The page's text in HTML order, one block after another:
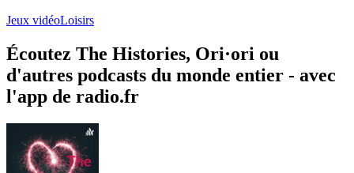
Jeux vidéoLoisirs
Écoutez The Histories, Ori·ori ou
d'autres podcasts du monde entier - avec
l'app de radio.fr